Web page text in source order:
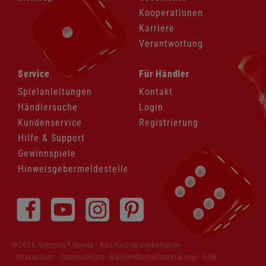
Kooperationen
Karriere
Verantwortung
Navigation
überspringen
Service
Spielanleitungen
Händlersuche
Kundenservice
Hilfe & Support
Gewinnspiele
Hinweisgebermeldestelle
Navigation
überspringen
Für Händler
Kontakt
Login
Registrierung
überspringen
©2026 Schmidt ®
Spiele · Alle Rechte vorbehalten
Impressum · Datenschutz · Barrierefreiheitserklärung ·AGB